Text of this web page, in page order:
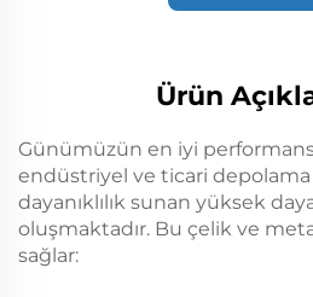
Ürün
Günümüzün en iyi
endüstriyel ve ticari depolama
dayanıklılık sunan yüksek
oluşmaktadır. Bu çelik ve
sağlar: